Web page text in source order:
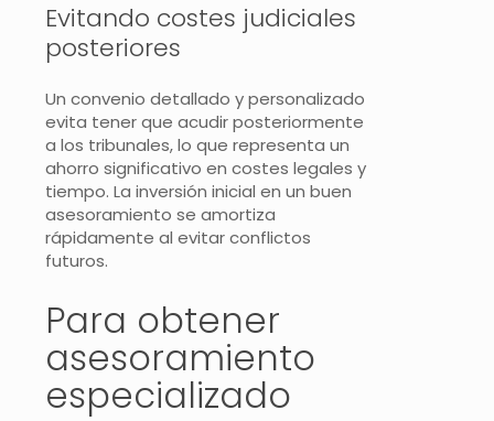
Evitando costes judiciales
posteriores
Un convenio detallado y personalizado
evita tener que acudir posteriormente
a los tribunales, lo que representa un
ahorro significativo en costes legales y
tiempo. La inversión inicial en un buen
asesoramiento se amortiza
rápidamente al evitar conflictos
futuros.
Para obtener
asesoramiento
especializado